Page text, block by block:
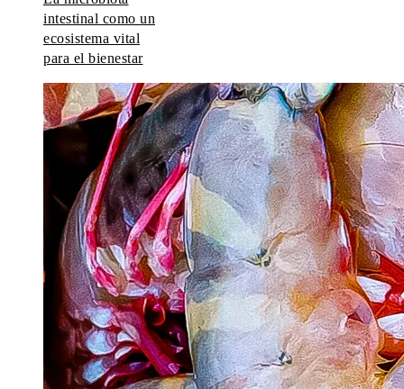
intestinal como un
ecosistema vital
para el bienestar